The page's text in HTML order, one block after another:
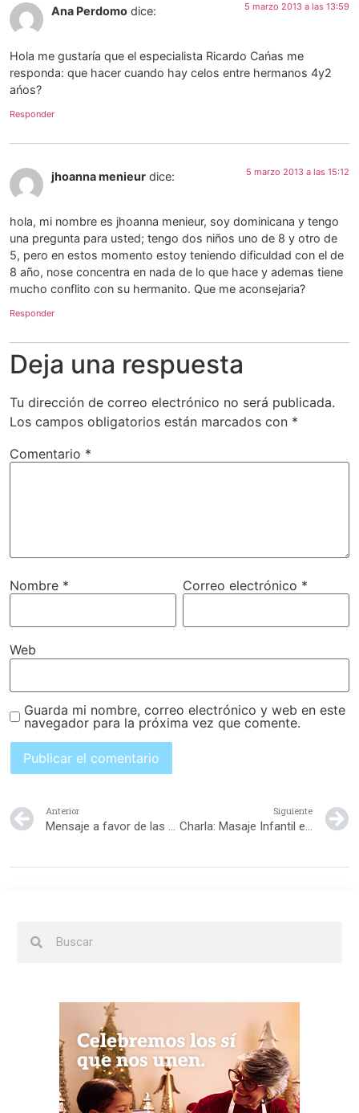
Ana Perdomo dice: 5 marzo 2013 a las 13:59
Hola me gustaría que el especialista Ricardo Cańas me
responda: que hacer cuando hay celos entre hermanos 4y2
ańos?
Responder
jhoanna menieur dice: 5 marzo 2013 a las 15:12
hola, mi nombre es jhoanna menieur, soy dominicana y tengo
una pregunta para usted; tengo dos niños uno de 8 y otro de
5, pero en estos momento estoy teniendo dificuldad con el de
8 año, nose concentra en nada de lo que hace y ademas tiene
mucho conflito con su hermanito. Que me aconsejaria?
Responder
Deja una respuesta
Tu dirección de correo electrónico no será publicada.
Los campos obligatorios están marcados con *
Comentario *
Nombre * Correo electrónico *
Web
Guarda mi nombre, correo electrónico y web en este
navegador para la próxima vez que comente.
Anterior
Mensaje a favor de las futuras generaciones
Siguiente
Charla: Masaje Infantil en la Arena